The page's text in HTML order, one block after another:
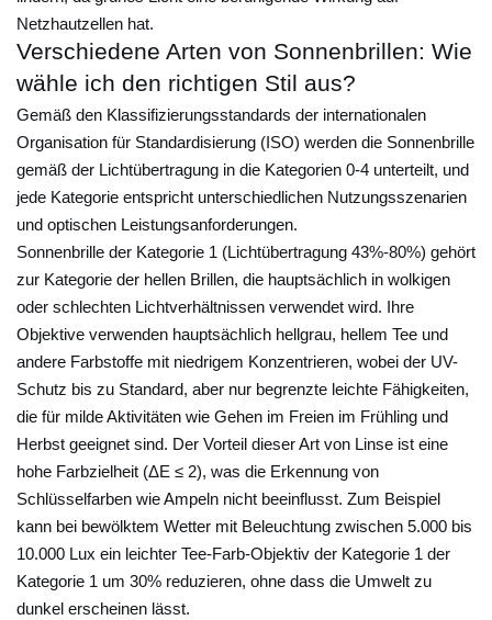
e
n
S
t
r
a
h
l
n
u
n
d
B
l
e
n
d
u
n
Netzhautzellen hat.
Verschiedene Arten von Sonnenbrillen: Wie
wähle ich den richtigen Stil aus?
Gemäß den Klassifizierungsstandards der internationalen
Organisation für Standardisierung (ISO) werden die Sonnenbrille
gemäß der Lichtübertragung in die Kategorien 0-4 unterteilt, und
jede Kategorie entspricht unterschiedlichen Nutzungsszenarien
und optischen Leistungsanforderungen.
Sonnenbrille der Kategorie 1 (Lichtübertragung 43%-80%) gehört
zur Kategorie der hellen Brillen, die hauptsächlich in wolkigen
oder schlechten Lichtverhältnissen verwendet wird. Ihre
Objektive verwenden hauptsächlich hellgrau, hellem Tee und
andere Farbstoffe mit niedrigem Konzentrieren, wobei der UV-
Schutz bis zu Standard, aber nur begrenzte leichte Fähigkeiten,
die für milde Aktivitäten wie Gehen im Freien im Frühling und
Herbst geeignet sind. Der Vorteil dieser Art von Linse ist eine
hohe Farbzielheit (ΔE ≤ 2), was die Erkennung von
Schlüsselfarben wie Ampeln nicht beeinflusst. Zum Beispiel
kann bei bewölktem Wetter mit Beleuchtung zwischen 5.000 bis
10.000 Lux ein leichter Tee-Farb-Objektiv der Kategorie 1 der
Kategorie 1 um 30% reduzieren, ohne dass die Umwelt zu
dunkel erscheinen lässt.